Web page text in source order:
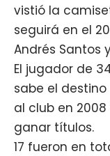
vistió la
seguirá en el
Andrés Santos
El jugador de
sabe el
al club en
ganar títulos.
17 fueron en